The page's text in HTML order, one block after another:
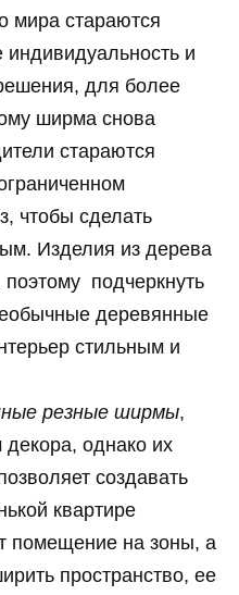
мира стараются
индивидуальность и
для более
ширма снова
стараются
чтобы сделать
Изделия из дерева
подчеркнуть
деревянные
стильным и
резные ширмы,
однако их
создавать
квартире
помещение на зоны, а
пространство, ее